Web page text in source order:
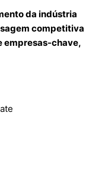
da indústria
competitiva
empresas-chave,